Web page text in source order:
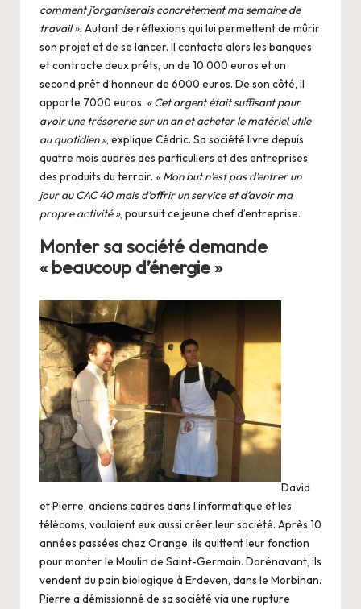
comment j’organiserais concrètement ma semaine de
travail ». Autant de réflexions qui lui permettent de mûrir
son projet et de se lancer. Il contacte alors les banques
et contracte deux prêts, un de 10 000 euros et un
second prêt d’honneur de 6000 euros. De son côté, il
apporte 7000 euros. « Cet argent était suffisant pour
avoir une trésorerie sur un an et acheter le matériel utile
au quotidien », explique Cédric. Sa société livre depuis
quatre mois auprès des particuliers et des entreprises
des produits du terroir. « Mon but n’est pas d’entrer un
jour au CAC 40 mais d’offrir un service et d’avoir ma
propre activité », poursuit ce jeune chef d’entreprise.
Monter sa société demande
« beaucoup d’énergie »
David
et Pierre, anciens cadres dans l’informatique et les
télécoms, voulaient eux aussi créer leur société. Après 10
années passées chez Orange, ils quittent leur fonction
pour monter le Moulin de Saint-Germain. Dorénavant, ils
vendent du pain biologique à Erdeven, dans le Morbihan.
Pierre a démissionné de sa société via une rupture